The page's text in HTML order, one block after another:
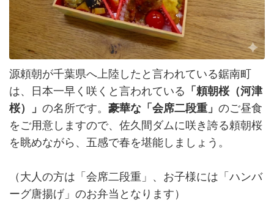
源頼朝が千葉県へ上陸したと言われている鋸南町
は、日本一早く咲くと言われている 「頼朝桜（河津
桜）」 の名所です。 豪華な「会席二段重」 のご昼食
をご用意しますので、佐久間ダムに咲き誇る頼朝桜
を眺めながら、五感で春を堪能しましょう。
（大人の方は「会席二段重」、お子様には「ハンバ
ーグ唐揚げ」のお弁当となります）